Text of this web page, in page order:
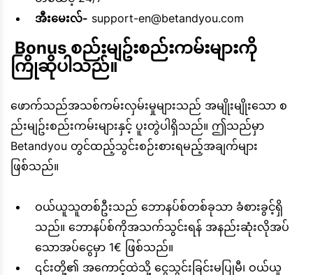
အီးမေးလ်- support-en@betandyou.com
ကြိုဆိုပါသည်။
ဖောက်သည်အသစ်ကမ်းလှမ်းမှုများသည် အမျိုးမျိုးသော စ
ည်းမျဥ်းစည်းကမ်းများနှင့် ပူးတွဲပါရှိသည်။ ဤသည်မှာ
Betandyou တွင်ထည့်သွင်းစဉ်းစားရမည့်အချက်များ
ဖြစ်သည်။
ဝယ်ယူသူတစ်ဦးသည် ဘောနပ်စ်တစ်ခုသာ ခံစားခွင့်ရှိ
သည်။ ဘောနပ်စ်ကိုအသက်သွင်းရန် အနည်းဆုံးလိုအပ်
သောအပ်ငွေမှာ 1€ ဖြစ်သည်။
၎င်းတို့၏ အကောင့်ထဲသို့ ငွေသွင်းခြင်းမပြုမီ၊ ဝယ်ယူ